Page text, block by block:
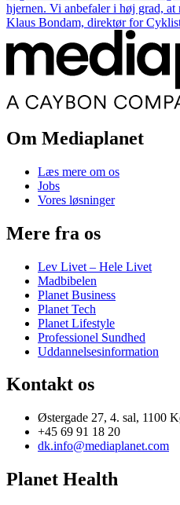
hjernen. Vi anbefaler i høj grad,
Klaus Bondam, direktør for
Om Mediaplanet
Læs mere om os
Jobs
Vores løsninger
Mere fra os
Lev Livet – Hele Livet
Madbibelen
Planet Business
Planet Tech
Planet Lifestyle
Professionel Sundhed
Uddannelsesinformation
Kontakt os
Østergade 27, 4. sal, 1100
+45 69 91 18 20
dk.info@mediaplanet.com
Planet Health